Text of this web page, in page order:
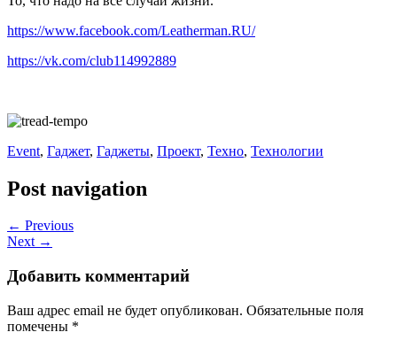
https://www.facebook.com/Leatherman.RU/
https://vk.com/club114992889
Event, Гаджет, Гаджеты, Проект, Техно, Технологии
Post navigation
← Previous
Next →
Добавить комментарий
Ваш адрес email не будет опубликован. Обязательные поля
помечены *